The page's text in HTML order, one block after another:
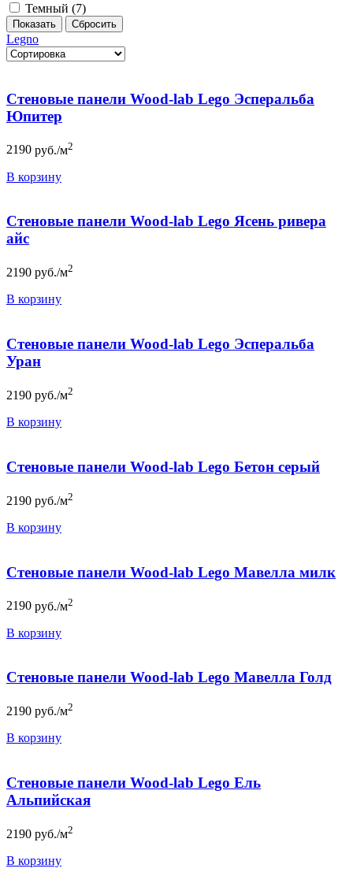
Темный (7)
Legno
Стеновые панели Wood-lab Lego Эсперальба
Юпитер
2190 руб./м2
В корзину
Стеновые панели Wood-lab Lego Ясень ривера
айс
2190 руб./м2
В корзину
Стеновые панели Wood-lab Lego Эсперальба
Уран
2190 руб./м2
В корзину
Стеновые панели Wood-lab Lego Бетон серый
2190 руб./м2
В корзину
Стеновые панели Wood-lab Lego Мавелла милк
2190 руб./м2
В корзину
Стеновые панели Wood-lab Lego Мавелла Голд
2190 руб./м2
В корзину
Стеновые панели Wood-lab Lego Ель
Альпийская
2190 руб./м2
В корзину